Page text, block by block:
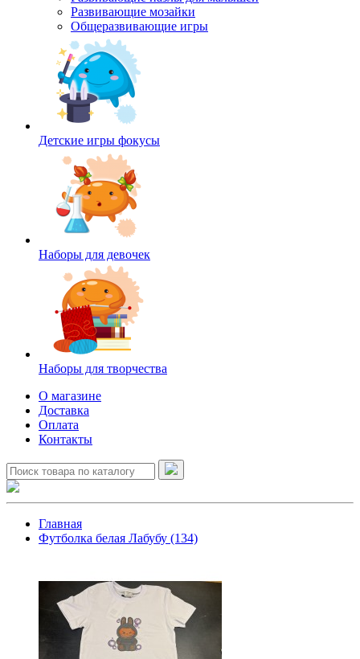
Развивающие мозайки
Общеразвивающие игры
Детские игры фокусы
Наборы для девочек
Наборы для творчества
О магазине
Доставка
Оплата
Контакты
Главная
Футболка белая Лабубу (134)